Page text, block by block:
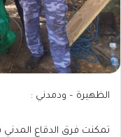
الظهيرة – ودمدني :
تمكنت فرق الدقاع المدني